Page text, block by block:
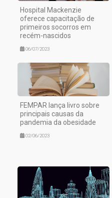
Hospital Mackenzie
oferece capacitação de
primeiros socorros em
recém-nascidos
06/07/2023
FEMPAR lança livro sobre
principais causas da
pandemia da obesidade
02/06/2023